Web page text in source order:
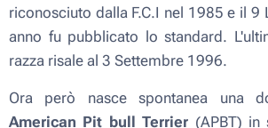
riconosciuto dalla F.C.I nel 1985 e il 9
anno fu pubblicato lo standard.
razza risale al 3 Settembre 1996.
Ora però nasce spontanea una
American Pit bull Terrier (APBT) in